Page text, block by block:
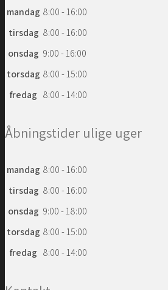
mandag 8:00 - 16:00
tirsdag 8:00 - 16:00
onsdag 9:00 - 16:00
torsdag 8:00 - 15:00
fredag 8:00 - 14:00
Åbningstider ulige uger
mandag 8:00 - 16:00
tirsdag 8:00 - 16:00
onsdag 9:00 - 18:00
torsdag 8:00 - 15:00
fredag 8:00 - 14:00